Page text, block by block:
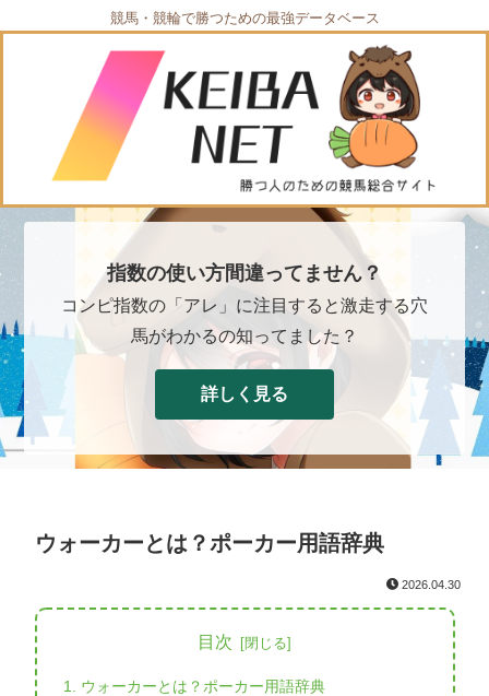
競馬・競輪で勝つための最強データベース
指数の使い方間違ってません？
コンピ指数の「アレ」に注目すると激走する穴
馬がわかるの知ってました？
詳しく見る
ウォーカーとは？ポーカー用語辞典
2026.04.30
目次
ウォーカーとは？ポーカー用語辞典